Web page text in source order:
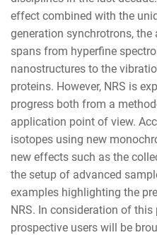
effect combined with the
generation synchrotrons,
spans from hyperfine
nanostructures to the
proteins. However, NRS is
progress both from a
application point of view.
isotopes using new
new effects such as the
the setup of advanced
examples highlighting the
NRS. In consideration of
prospective users will be